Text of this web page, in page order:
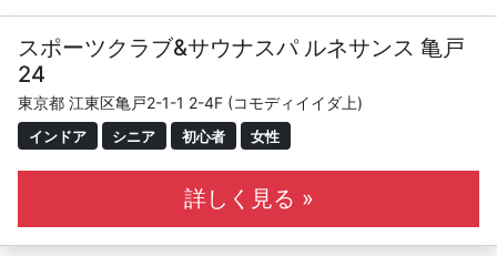
スポーツクラブ&サウナスパ ルネサンス 亀戸
24
東京都 江東区亀戸2-1-1 2-4F (コモディイイダ上)
インドア シニア 初心者 女性
詳しく見る »